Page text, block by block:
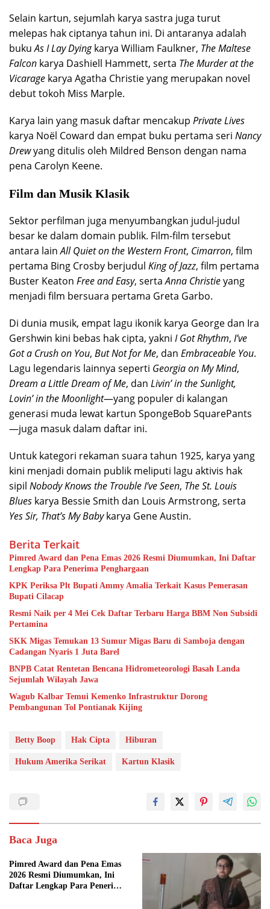
Selain kartun, sejumlah karya sastra juga turut
melepas hak ciptanya tahun ini. Di antaranya adalah
bukuAs I Lay Dyingkarya William Faulkner, The Maltese
Falcon karya Dashiell Hammett, serta The Murder at the
Vicarage karya Agatha Christie yang merupakan novel
debut tokoh Miss Marple.
Karya lain yang masuk daftar mencakup Private Lives
karya Noël Coward dan empat buku pertama seri Nancy
Drewyang ditulis oleh Mildred Benson dengan nama
pena Carolyn Keene.
Film dan Musik Klasik
Sektor perfilman juga menyumbangkan judul-judul
besar ke dalam domain publik. Film-film tersebut
antara lainAll Quiet on the Western Front, Cimarron, film
pertama Bing Crosby berjudul King of Jazz, film pertama
Buster Keaton Free and Easy, sertaAnna Christieyang
menjadi film bersuara pertama Greta Garbo.
Di dunia musik, empat lagu ikonik karya George dan Ira
Gershwin kini bebas hak cipta, yakni I Got Rhythm, I’ve
Got a Crush on You, But Not for Me, dan Embraceable You.
Lagu legendaris lainnya seperti Georgia on My Mind,
Dream a Little Dream of Me, dan Livin’ in the Sunlight,
Lovin’ in the Moonlight—yang populer di kalangan
generasi muda lewat kartun SpongeBob SquarePants
—juga masuk dalam daftar ini.
Untuk kategori rekaman suara tahun 1925, karya yang
kini menjadi domain publik meliputi lagu aktivis hak
sipil Nobody Knows the Trouble I’ve Seen, The St. Louis
Blues karya Bessie Smith dan Louis Armstrong, serta
Yes Sir, That’s My Babykarya Gene Austin.
Berita Terkait
Pimred Award dan Pena Emas 2026 Resmi Diumumkan, Ini Daftar
Lengkap Para Penerima Penghargaan
KPK Periksa Plt Bupati Ammy Amalia Terkait Kasus Pemerasan
Bupati Cilacap
Resmi Naik per 4 Mei Cek Daftar Terbaru Harga BBM Non Subsidi
Pertamina
SKK Migas Temukan 13 Sumur Migas Baru di Samboja dengan
Cadangan Nyaris 1 Juta Barel
BNPB Catat Rentetan Bencana Hidrometeorologi Basah Landa
Sejumlah Wilayah Jawa
Wagub Kalbar Temui Kemenko Infrastruktur Dorong
Pembangunan Tol Pontianak Kijing
Betty Boop Hak Cipta Hiburan
Hukum Amerika Serikat Kartun Klasik
Baca Juga
Pimred Award dan Pena Emas
2026 Resmi Diumumkan, Ini
Daftar Lengkap Para Penerima